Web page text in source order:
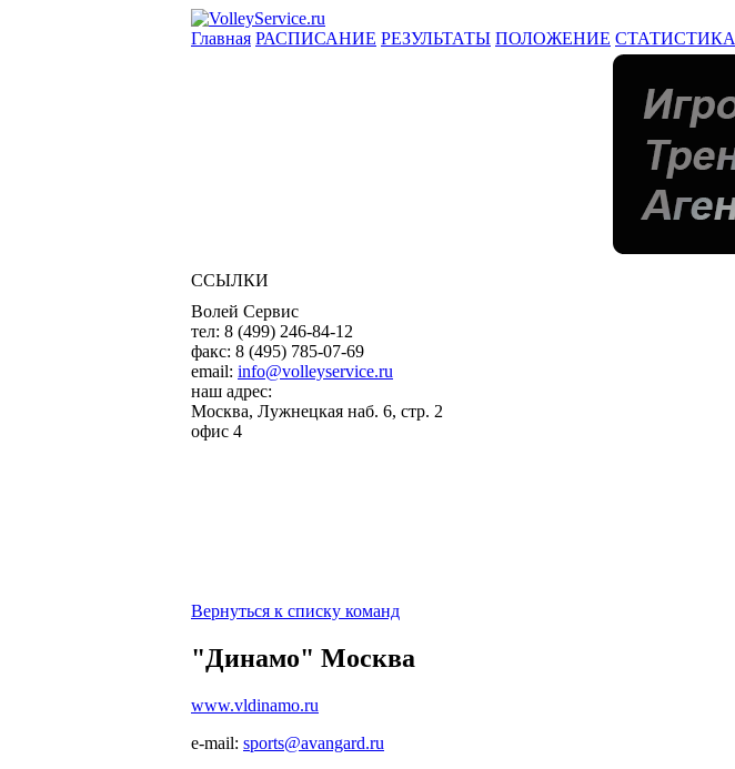
Главная РАСПИСАНИЕ РЕЗУЛЬТАТЫ ПОЛОЖЕНИЕ СТАТИСТИКА
ССЫЛКИ
Волей Сервис
тел: 8 (499) 246-84-12
факс: 8 (495) 785-07-69
email: info@volleyservice.ru
наш адрес:
Москва, Лужнецкая наб. 6, стр. 2
офис 4
Вернуться к списку команд
"Динамо" Москва
www.vldinamo.ru
e-mail: sports@avangard.ru